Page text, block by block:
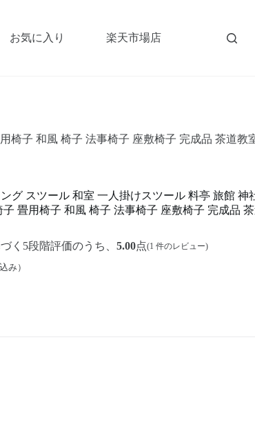
お気に入り 楽天市場店
椅子 和風 椅子 法事椅子 座敷椅子 完成品 茶道教
グ スツール 和室 一人掛けスツール 料亭 旅館 神
畳用椅子 和風 椅子 法事椅子 座敷椅子 完成品
く5段階評価のうち、 5.00点(1 件のレビュー)
み）